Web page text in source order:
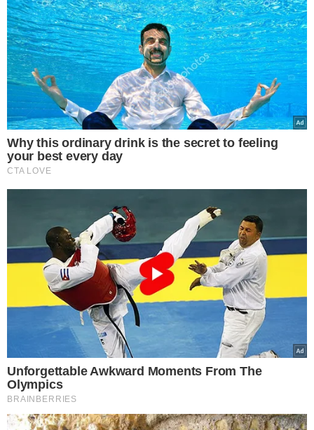
TÓPICOS
ATAQUES CONFLITO HAMAS GAZA ISRAEL
VER COMENTÁRIOS
VEJA TAMBÉM
Alinne Rosa denuncia
folião que arremessou
copo em seu rosto no
Fortal